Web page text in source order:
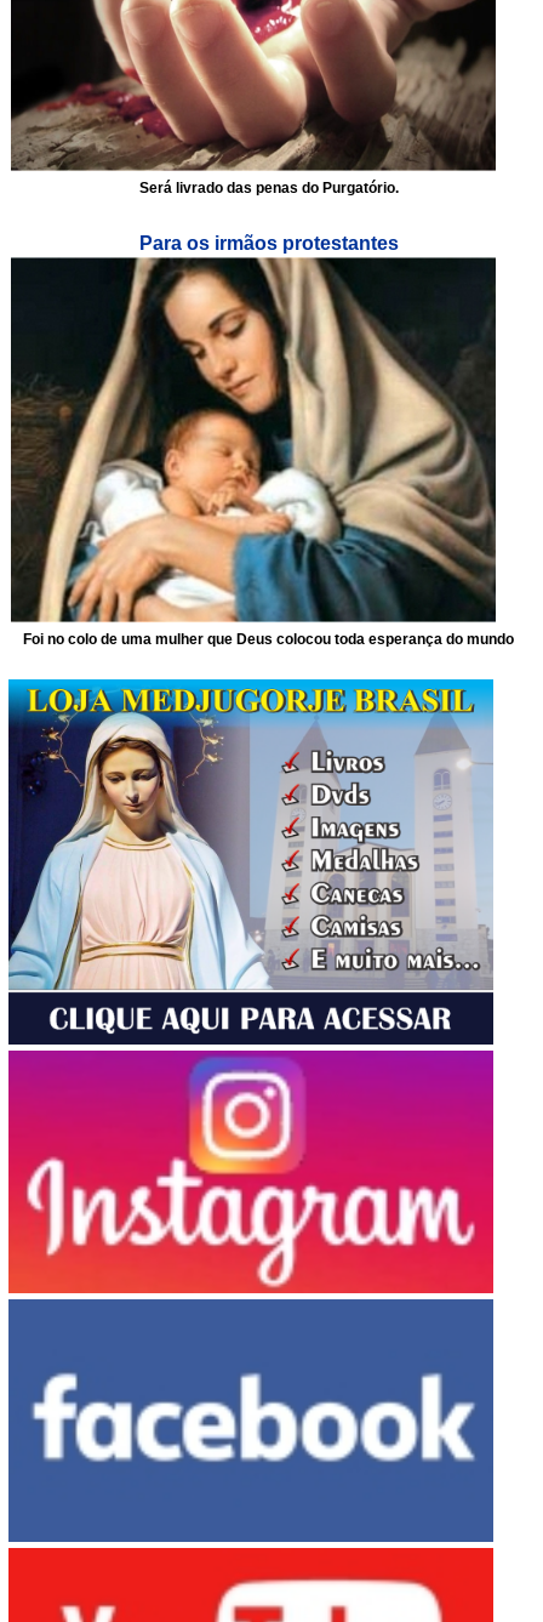
Será livrado das penas do Purgatório.
Para os irmãos protestantes
Foi no colo de uma mulher que Deus colocou toda esperança do mundo